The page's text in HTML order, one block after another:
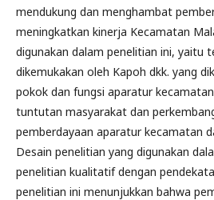
mendukung dan menghambat
meningkatkan kinerja Kecamatan
digunakan dalam penelitian ini, yaitu
dikemukakan oleh Kapoh dkk. yang
pokok dan fungsi aparatur
tuntutan masyarakat dan
pemberdayaan aparatur kecamatan
Desain penelitian yang digunakan
penelitian kualitatif dengan
penelitian ini menunjukkan bahwa